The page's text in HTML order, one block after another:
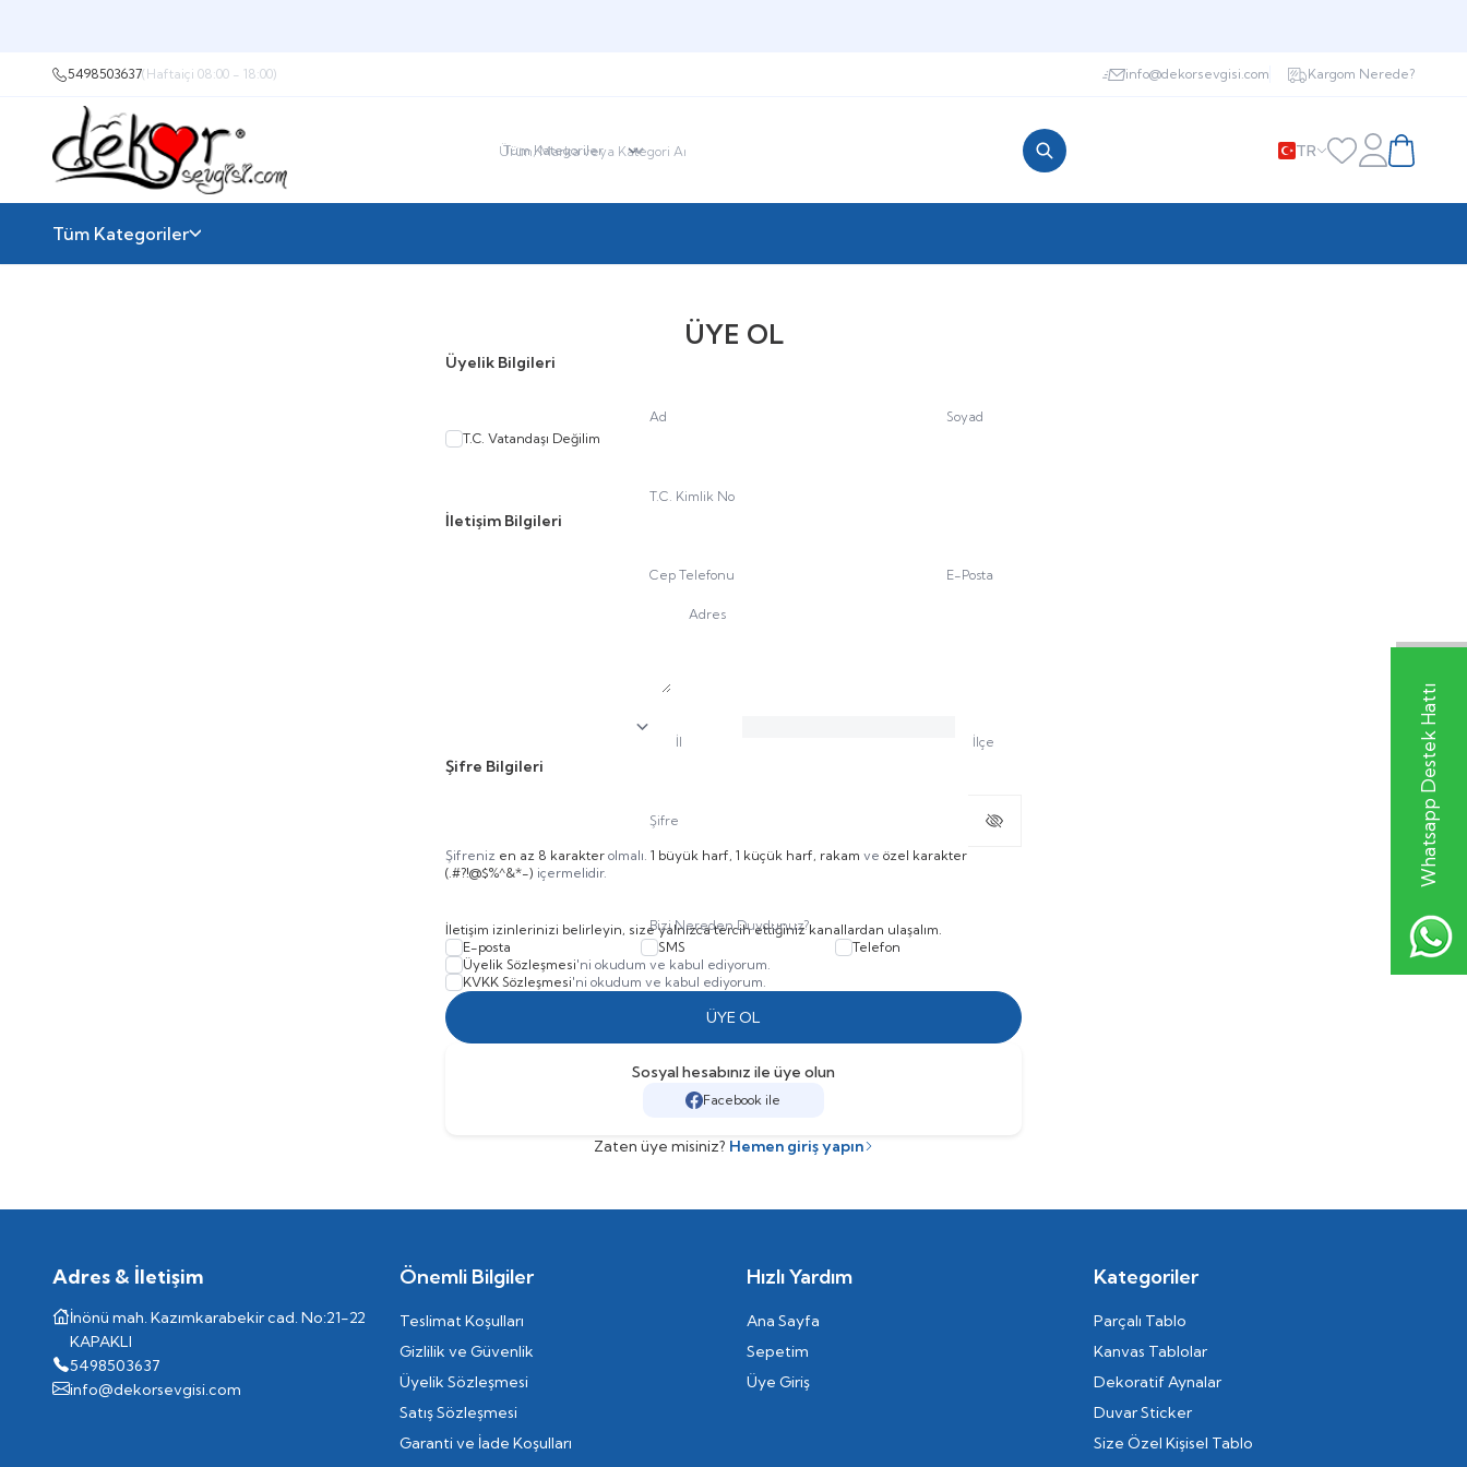
Whatsapp Destek Hattı
5498503637(Haftaiçi 08:00 - 18:00) info@dekorsevgisi.com Kargom Nerede?
TR Favorilerim
HesabımSepetim
Tüm Kategoriler
ÜYE OL
Üyelik Bilgileri
Ad
Soyad
T.C. Vatandaşı Değilim
T.C. Kimlik No
İletişim Bilgileri
Cep Telefonu E-Posta
Adres
İl İlçe
Şifre Bilgileri
Şifre
Şifreniz en az 8 karakter olmalı. 1 büyük harf, 1 küçük harf, rakam ve özel karakter
(.#?!@$%^&*-) içermelidir.
Bizi Nereden Duydunuz?
İletişim izinlerinizi belirleyin, size yalnızca tercih ettiğiniz kanallardan ulaşalım.
E-posta
SMS
Telefon
Üyelik Sözleşmesi'ni okudum ve kabul ediyorum.
KVKK Sözleşmesi'ni okudum ve kabul ediyorum.
ÜYE OL
Sosyal hesabınız ile üye olun
Facebook ile
Zaten üye misiniz? Hemen giriş yapın
Adres & İletişim
İnönü mah. Kazımkarabekir cad. No:21-22
KAPAKLI
5498503637
info@dekorsevgisi.com
Önemli Bilgiler
Teslimat Koşulları
Gizlilik ve Güvenlik
Üyelik Sözleşmesi
Satış Sözleşmesi
Garanti ve İade Koşulları
Hızlı Yardım
Ana Sayfa
Sepetim
Üye Giriş
Kategoriler
Parçalı Tablo
Kanvas Tablolar
Dekoratif Aynalar
Duvar Sticker
Size Özel Kişisel Tablo